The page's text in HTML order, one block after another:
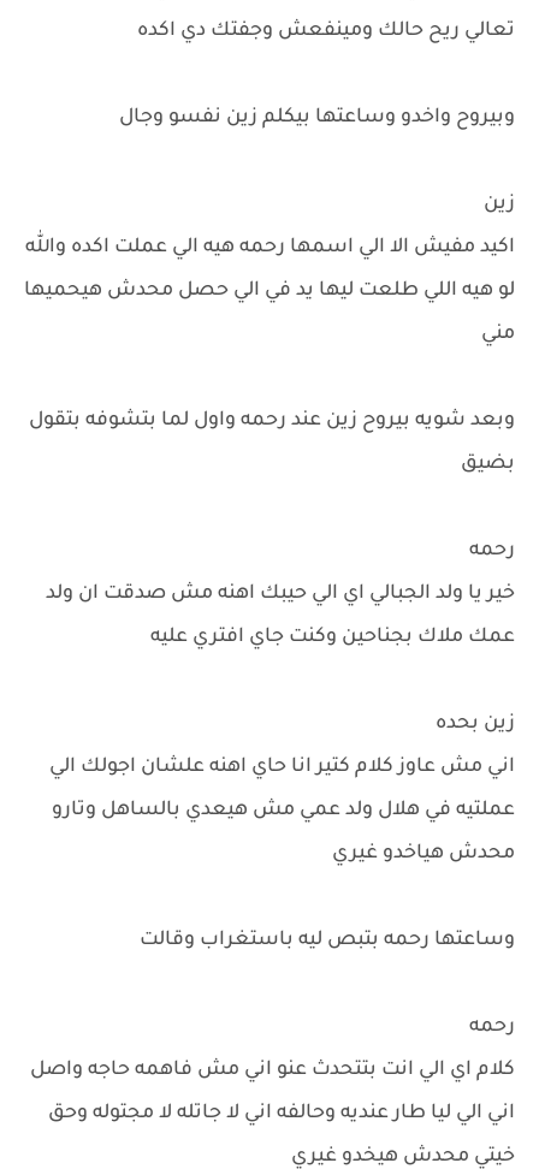
تعالي ريح حالك ومينفعش وجفتك دي اكده
وبيروح واخدو وساعتها بيكلم زين نفسو وجال
زين
اكيد مفيش الا الي اسمها رحمه هيه الي عملت اكده والله
لو هيه اللي طلعت ليها يد في الي حصل محدش هيحميها
مني
وبعد شويه بيروح زين عند رحمه واول لما بتشوفه بتقول
بضيق
رحمه
خير يا ولد الجبالي اي الي حيبك اهنه مش صدقت ان ولد
عمك ملاك بجناحين وكنت جاي افتري عليه
زين بحده
اني مش عاوز كلام كتير انا حاي اهنه علشان اجولك الي
عملتيه في هلال ولد عمي مش هيعدي بالساهل وتارو
محدش هياخدو غيري
وساعتها رحمه بتبص ليه باستغراب وقالت
رحمه
كلام اي الي انت بتتحدث عنو اني مش فاهمه حاجه واصل
اني الي ليا طار عنديه وحالفه اني لا جاتله لا مجتوله وحق
خيتي محدش هيخدو غيري